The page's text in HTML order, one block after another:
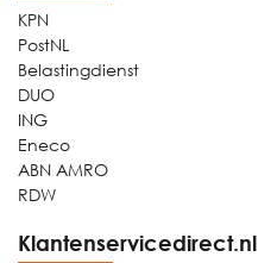
KPN
PostNL
Belastingdienst
DUO
ING
Eneco
ABN AMRO
RDW
Klantenservicedirect.nl